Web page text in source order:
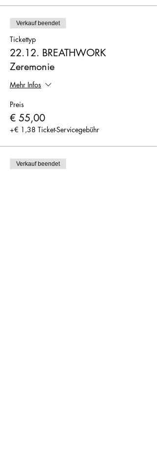
Verkauf beendet
Tickettyp
22.12. BREATHWORK
Zeremonie
Mehr Infos
Preis
€ 55,00
+€ 1,38 Ticket-Servicegebühr
Verkauf beendet